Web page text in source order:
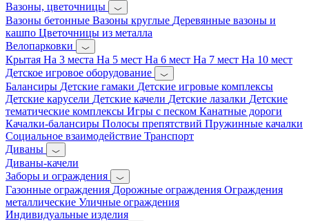
Вазоны, цветочницы
Вазоны бетонные Вазоны круглые Деревянные вазоны и
кашпо Цветочницы из металла
Велопарковки
Крытая На 3 места На 5 мест На 6 мест На 7 мест На 10 мест
Детское игровое оборудование
Балансиры Детские гамаки Детские игровые комплексы
Детские карусели Детские качели Детские лазалки Детские
тематические комплексы Игры с песком Канатные дороги
Качалки-балансиры Полосы препятствий Пружинные качалки
Социальное взаимодействие Транспорт
Диваны
Диваны-качели
Заборы и ограждения
Газонные ограждения Дорожные ограждения Ограждения
металлические Уличные ограждения
Индивидуальные изделия